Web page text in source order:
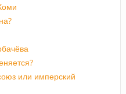
или имперский